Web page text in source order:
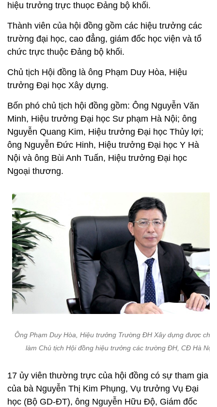
hiệu trưởng trực thuọc Đảng bộ khối.
Thành viên của hội đồng gồm các hiệu trưởng các
trường đại học, cao đẳng, giám đốc học viện và tổ
chức trực thuộc Đảng bộ khối.
Chủ tịch Hội đồng là ông Phạm Duy Hòa, Hiệu
trưởng Đại học Xây dựng.
Bốn phó chủ tịch hội đồng gồm: Ông Nguyễn Văn
Minh, Hiệu trưởng Đại học Sư phạm Hà Nội; ông
Nguyễn Quang Kim, Hiệu trưởng Đại học Thủy lợi;
ông Nguyễn Đức Hinh, Hiệu trưởng Đại học Y Hà
Nội và ông Bùi Anh Tuấn, Hiệu trưởng Đại học
Ngoại thương.
Ông Phạm Duy Hòa, Hiệu trưởng Trường ĐH Xây dựng được chỉ
làm Chủ tịch Hội đồng hiệu trưởng các trường ĐH, CĐ Hà Nội.
17 ủy viên thường trực của hội đồng có sự tham gia
của bà Nguyễn Thị Kim Phụng, Vụ trưởng Vụ Đại
học (Bộ GD-ĐT), ông Nguyễn Hữu Độ, Giám đốc